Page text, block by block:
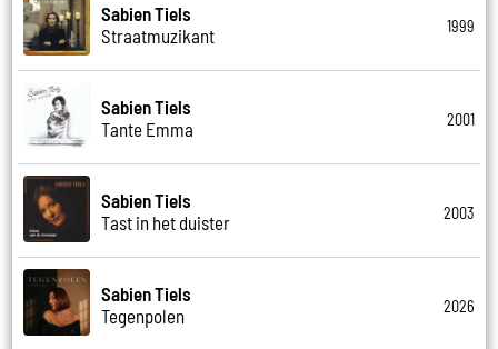
Sabien Tiels
Straatmuzikant
1999
Sabien Tiels
Tante Emma
2001
Sabien Tiels
Tast in het duister
2003
Sabien Tiels
Tegenpolen
2026